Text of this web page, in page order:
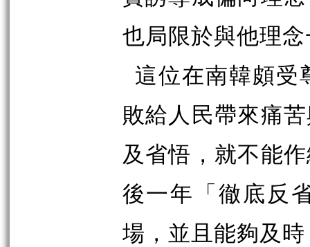
也局限於與他理
這位在南韓頗受
敗給人民帶來痛
及省悟，就不能
後一年「徹底反
場，並且能夠及